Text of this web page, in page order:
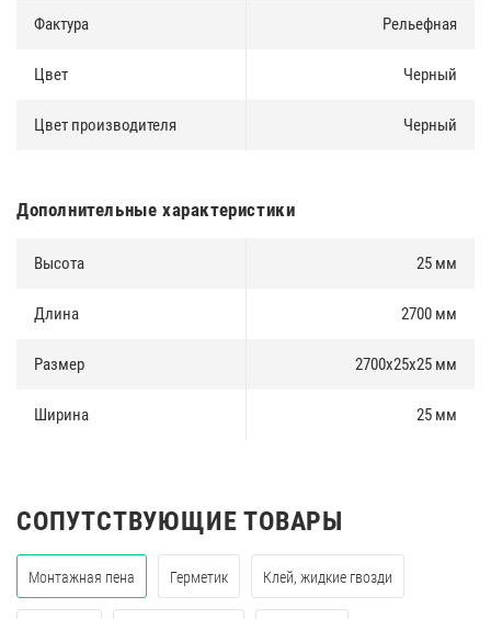
Фактура Рельефная
Цвет Черный
Цвет производителя Черный
Дополнительные характеристики
Высота 25 мм
Длина 2700 мм
Размер 2700х25х25 мм
Ширина 25 мм
СОПУТСТВУЮЩИЕ ТОВАРЫ
Монтажная пена Герметик Клей, жидкие гвозди